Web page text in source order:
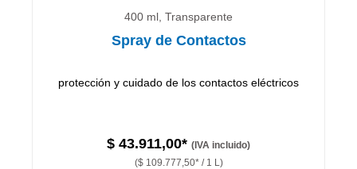
400 ml, Transparente
Spray de Contactos
protección y cuidado de los contactos eléctricos
$ 43.911,00* (IVA incluido)
($ 109.777,50* / 1 L)